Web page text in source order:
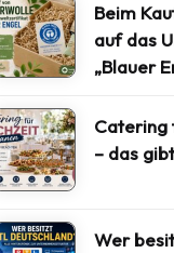
Beim
auf das
„Blauer
Catering
– das
Wer